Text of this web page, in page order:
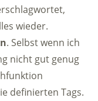
wieder.
. Selbst wenn ich
nicht gut genug
definierten Tags.